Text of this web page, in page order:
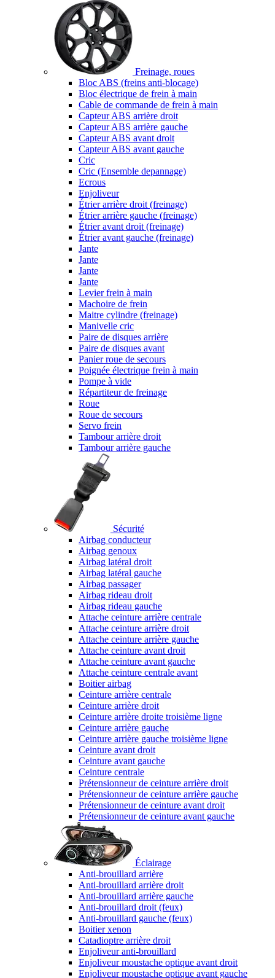
Freinage, roues
Bloc ABS (freins anti-blocage)
Bloc électrique de frein à main
Cable de commande de frein à main
Capteur ABS arrière droit
Capteur ABS arrière gauche
Capteur ABS avant droit
Capteur ABS avant gauche
Cric
Cric (Ensemble depannage)
Ecrous
Enjoliveur
Étrier arrière droit (freinage)
Étrier arrière gauche (freinage)
Étrier avant droit (freinage)
Étrier avant gauche (freinage)
Jante
Jante
Jante
Jante
Levier frein à main
Machoire de frein
Maitre cylindre (freinage)
Manivelle cric
Paire de disques arrière
Paire de disques avant
Panier roue de secours
Poignée électrique frein à main
Pompe à vide
Répartiteur de freinage
Roue
Roue de secours
Servo frein
Tambour arrière droit
Tambour arrière gauche
Sécurité
Airbag conducteur
Airbag genoux
Airbag latéral droit
Airbag latéral gauche
Airbag passager
Airbag rideau droit
Airbag rideau gauche
Attache ceinture arrière centrale
Attache ceinture arrière droit
Attache ceinture arrière gauche
Attache ceinture avant droit
Attache ceinture avant gauche
Attache ceinture centrale avant
Boitier airbag
Ceinture arrière centrale
Ceinture arrière droit
Ceinture arrière droite troisième ligne
Ceinture arrière gauche
Ceinture arrière gauche troisième ligne
Ceinture avant droit
Ceinture avant gauche
Ceinture centrale
Prétensionneur de ceinture arrière droit
Prétensionneur de ceinture arrière gauche
Prétensionneur de ceinture avant droit
Prétensionneur de ceinture avant gauche
Éclairage
Anti-brouillard arrière
Anti-brouillard arrière droit
Anti-brouillard arrière gauche
Anti-brouillard droit (feux)
Anti-brouillard gauche (feux)
Boitier xenon
Catadioptre arrière droit
Enjoliveur anti-brouillard
Enjoliveur moustache optique avant droit
Enjoliveur moustache optique avant gauche